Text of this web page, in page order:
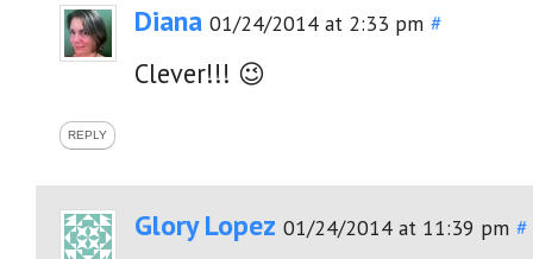
Diana 01/24/2014 at 2:33 pm #
Clever!!! 😉
REPLY
Glory Lopez 01/24/2014 at 11:39 pm #